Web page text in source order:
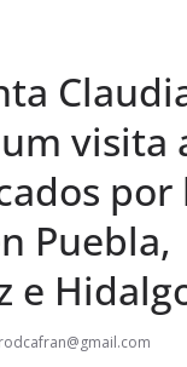
visita
por
Puebla,
e
rodcafran@gmail.com